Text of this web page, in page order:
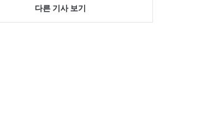
다른 기사 보기